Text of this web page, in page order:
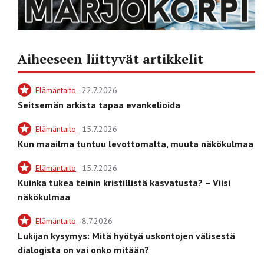
Aiheeseen liittyvät artikkelit
Elämäntaito 22.7.2026
Seitsemän arkista tapaa evankelioida
Elämäntaito 15.7.2026
Kun maailma tuntuu levottomalta, muuta näkökulmaa
Elämäntaito 15.7.2026
Kuinka tukea teinin kristillistä kasvatusta? – Viisi
näkökulmaa
Elämäntaito 8.7.2026
Lukijan kysymys: Mitä hyötyä uskontojen välisestä
dialogista on vai onko mitään?